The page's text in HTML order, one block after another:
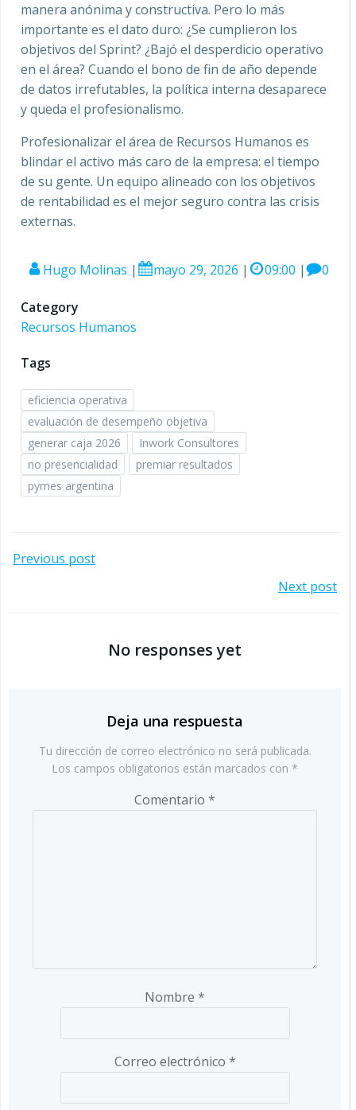
manera anónima y constructiva. Pero lo más
importante es el dato duro: ¿Se cumplieron los
objetivos del Sprint? ¿Bajó el desperdicio operativo
en el área? Cuando el bono de fin de año depende
de datos irrefutables, la política interna desaparece
y queda el profesionalismo.
Profesionalizar el área de Recursos Humanos es
blindar el activo más caro de la empresa: el tiempo
de su gente. Un equipo alineado con los objetivos
de rentabilidad es el mejor seguro contra las crisis
externas.
Hugo Molinas | mayo 29, 2026 | 09:00 | 0
Category
Recursos Humanos
Tags
eficiencia operativa
evaluación de desempeño objetiva
generar caja 2026
Inwork Consultores
no presencialidad
premiar resultados
pymes argentina
Navegación
Previous post
entradas
Next post
No responses yet
Deja una respuesta
Tu dirección de correo electrónico no será publicada.
Los campos obligatorios están marcados con *
Comentario *
Nombre *
Correo electrónico *